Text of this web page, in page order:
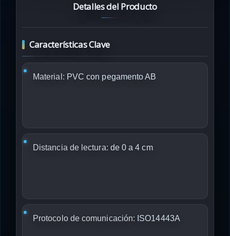
Detalles del Producto
Características Clave
Material: PVC con pegamento AB
Distancia de lectura: de 0 a 4 cm
Protocolo de comunicación: ISO14443A